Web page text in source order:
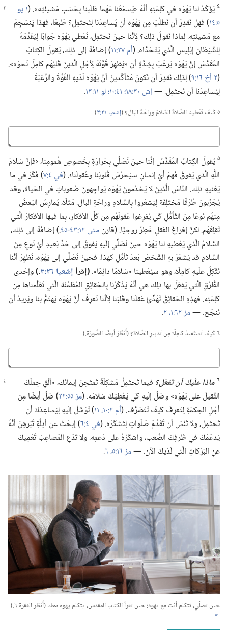
٤ يُؤَكِّدُ لنا يَهْوَه في كَلِمَتِهِ أنَّهُ «يَسمَعُنا مَهْما طَلَبنا بِحَسَبِ مَشيئَتِه».‏ (‏ ١ يو
٥:‏١٤ ‏)‏ فهل نَقدِرُ أن نَطلُبَ مِن يَهْوَه أن يُساعِدَنا لِنَحتَمِل؟‏ طَبعًا،‏ فهذا يَنسَجِمُ
مع مَشيئَتِه.‏ لِماذا نَقولُ ذلِك؟‏ لِأنَّنا حينَ نَحتَمِل،‏ نُعْطي يَهْوَه جَوابًا لِيُقَدِّمَهُ
لِلشَّيْطَان إبْلِيس الَّذي يَتَحَدَّاه.‏ (‏أم ٢٧:‏١١
‏)‏ إضافَةً إلى ذلِك،‏ يَقولُ الكِتابُ
المُقَدَّسُ إنَّ يَهْوَه يَرغَبُ بِشِدَّةٍ أن «يُظهِرَ قُوَّتَهُ لِأجْلِ الَّذينَ قَلبُهُم كامِلٌ نَحوَه».‏
(‏٢ أخ ١٦:‏٩
‏)‏ لِذلِك نَقدِرُ أن نَكونَ مُتَأكِّدينَ أنَّ يَهْوَه لَدَيهِ القُوَّةُ والرَّغبَةُ
لِيُساعِدَنا أن نَحتَمِل.‏ —‏إش ٣٠:‏١٨؛‏ لو ١١:‏١٣ ‏.‏
٥كَيفَ تُعْطينا الصَّلاةُ السَّلامَ وراحَةَ البال؟‏ (‏إشعيا ٢٦:‏٣ ‏)‏
٥يَقولُ الكِتابُ المُقَدَّسُ إنَّنا حينَ نُصَلِّي بِحَرارَةٍ بِخُصوصِ هُمومِنا،‏ ‹فإنَّ سَلامَ
اللّٰهِ الَّذي يَفوقُ فَهمَ أيِّ إنسانٍ سيَحرُسُ قُلوبَنا وعُقولَنا›.‏ (‏في ٤:‏٧
‏)‏ فَكِّرْ في ما
يَعْنيهِ ذلِك.‏ النَّاسُ الَّذينَ لا يَخدُمونَ يَهْوَه يُواجِهونَ صُعوباتٍ في الحَياة،‏ وقد
يُجَرِّبونَ طُرُقًا مُختَلِفَة لِيَشعُروا بِالسَّلامِ وراحَةِ البال.‏ مَثَلًا،‏ يُمارِسُ البَعضُ
مِنهُم نَوعًا مِنَ التَّأمُّلِ كَي يُفرِغوا عُقولَهُم مِن كُلِّ الأفكار،‏ بِما فيها الأفكارُ الَّتي
تُقلِقُهُم.‏ لكنَّ إفراغَ العَقلِ خَطِرٌ روحِيًّا.‏ (‏قارنمتى ١٢:‏٤٣-‏٤٥
‏.‏)‏ إضافَةً إلى ذلِك،‏
السَّلامُ الَّذي يُعْطيهِ لنا يَهْوَه حينَ نُصَلِّي إلَيهِ يَفوقُ إلى حَدٍّ بَعيدٍ أيَّ نَوعٍ مِنَ
السَّلامِ قد يَشعُرُ بهِ الشَّخصُ بَعدَ تَأمُّلٍ كهذا.‏ فحينَ نُصَلِّي إلى يَهْوَه،‏ نُظهِرُ أنَّنا
نَتَّكِلُ علَيهِ كامِلًا،‏ وهو سيُعْطينا «سَلامًا دائِمًا».‏‏(‏إقرأ إشعيا ٢٦:‏٣ ‏.‏)‏وإحْدى
الطُّرُقِ الَّتي يَفعَلُ بها ذلِك هي أنَّهُ يُذَكِّرُنا بِالحَقائِقِ المُطَمِّنَة الَّتي تَعَلَّمناها مِن
كَلِمَتِه.‏ فهذِهِ الحَقائِقُ تُهَدِّئُ عَقلَنا وقَلبَنا لِأنَّنا نَعرِفُ أنَّ يَهْوَه يَهتَمُّ بنا ويُريدُ أن
نَنجَح.‏ —‏مز ٦٢:‏١،‏ ٢ ‏.‏
٦كَيفَ تَستَفيدُ كامِلًا مِن تَدبيرِ الصَّلاة؟‏ (‏أُنظُرْ أيضًا الصُّورَة.‏)‏
٦ماذا علَيكَ أن تَفعَل؟‏ فيما تَحتَمِلُ مُشكِلَةًتَمتَحِنُ إيمانَك،‏ «ألْقِ حِملَكَ
الثَّقيلَ على يَهْوَه» وصَلِّ إلَيهِ كَي يُعْطِيَكَ سَلامَه.‏ (‏مز ٥٥:‏٢٢
‏)‏ صَلِّ أيضًا مِن
أجْلِ الحِكمَةِ لِتَعرِفَ كَيفَ تَتَصَرَّف.‏ (‏أم ٢:‏١٠،‏ ١١
‏)‏ تَوَسَّلْ إلَيهِ لِيُساعِدَكَ أن
تَحتَمِل،‏ ولا تَنْسَ أن تُقَدِّمَ صَلَواتٍ لِتَشكُرَه.‏ (‏في ٤:‏٦
‏)‏ إبحَثْ عن أدِلَّةٍ تُبَرهِنُ أنَّهُ
يَدعَمُكَ في ظَرفِكَ الصَّعب،‏ واشكُرْهُ على دَعمِه.‏ ولا تَدَعِ المَصاعِبَ تُعْمِيكَ
عنِ البَرَكاتِ الَّتي لَدَيكَ الآن.‏ —‏مز ١٦:‏٥،‏ ٦ ‏.‏
حين تصلِّي،‏ تتكلم أنت مع يهوه؛‏ حين تقرأ الكتاب المقدس،‏ يتكلم يهوه معك (‏أُنظر الفقرة ٦.‏)‏
b